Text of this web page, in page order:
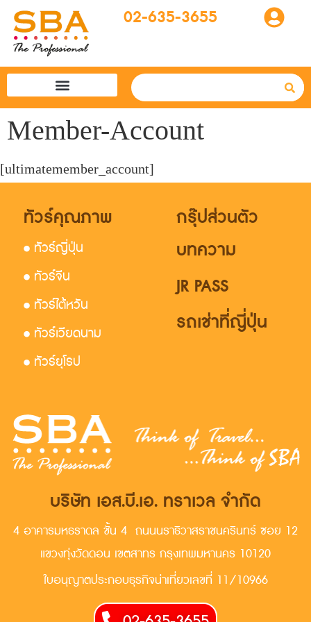
02-635-3655
Member-Account
[ultimatemember_account]
ทัวร์คุณภาพ
• ทัวร์ญี่ปุ่น
• ทัวร์จีน
• ทัวร์ไต้หวัน
• ทัวร์เวียดนาม
• ทัวร์ยุโรป
กรุ๊ปส่วนตัว
บทความ
JR PASS
รถเช่าที่ญี่ปุ่น
บริษัท เอส.บี.เอ. ทราเวล จำกัด
4 อาคารมหธราดล ชั้น 4 ถนนนราธิวาสราชนครินทร์ ซอย 12
แขวงทุ่งวัดดอน เขตสาทร กรุงเทพมหานคร 10120
ใบอนุญาตประกอบธุรกิจน่าเที่ยวเลขที่ 11/10966